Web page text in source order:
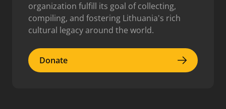
organization fulfill its goal of collecting,
compiling, and fostering Lithuania's rich
cultural legacy around the world.
Donate